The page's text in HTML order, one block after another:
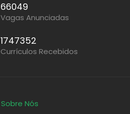
66049
Vagas Anunciadas
1747352
Currículos Recebidos
Sobre Nós